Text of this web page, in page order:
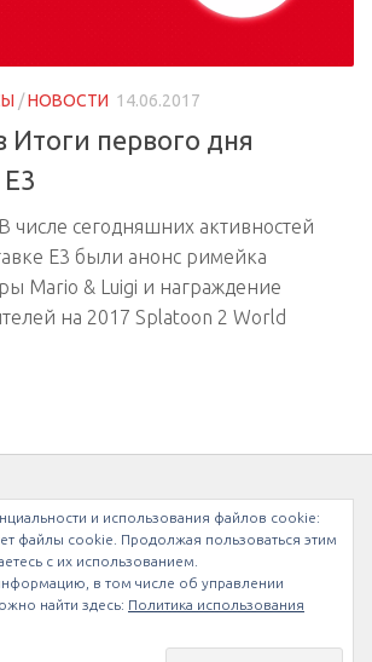
/НОВОСТИ 14.06.2017
Итоги первого дня
числе сегодняшних активностей
E3 были анонс римейка
Mario & Luigi и награждение
на 2017 Splatoon 2 World
и использования файлов сookie:
файлы cookie. Продолжая пользоваться этим
с их использованием.
в том числе об управлении
найти здесь: Политика использования